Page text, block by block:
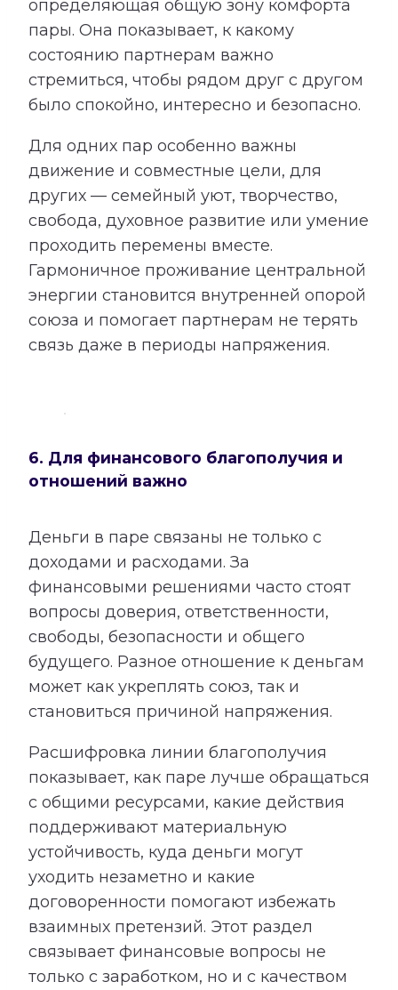
определяющая общую зону комфорта
пары. Она показывает, к какому
состоянию партнерам важно
стремиться, чтобы рядом друг с другом
было спокойно, интересно и безопасно.
Для одних пар особенно важны
движение и совместные цели, для
других — семейный уют, творчество,
свобода, духовное развитие или умение
проходить перемены вместе.
Гармоничное проживание центральной
энергии становится внутренней опорой
союза и помогает партнерам не терять
связь даже в периоды напряжения.
6. Для финансового благополучия и
отношений важно
Деньги в паре связаны не только с
доходами и расходами. За
финансовыми решениями часто стоят
вопросы доверия, ответственности,
свободы, безопасности и общего
будущего. Разное отношение к деньгам
может как укреплять союз, так и
становиться причиной напряжения.
Расшифровка линии благополучия
показывает, как паре лучше обращаться
с общими ресурсами, какие действия
поддерживают материальную
устойчивость, куда деньги могут
уходить незаметно и какие
договоренности помогают избежать
взаимных претензий. Этот раздел
связывает финансовые вопросы не
только с заработком, но и с качеством